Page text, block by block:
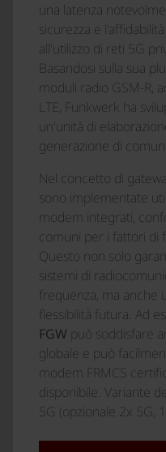
una latenza
sicurezza e
all'utilizzo di reti 5G
Basandosi sulla sua
moduli radio GSM-R,
LTE, Funkwerk ha
un'unità di
generazione di
Nel concetto di
sono implementate
modem integrati,
comuni per i fattori di
Questo non solo
sistemi di
frequenza, ma anche
flessibilità futura. Ad
FGW può soddisfare
globale e può
modem FRMCS
disponibile. Variante
5G (opzionale 2x 5G,